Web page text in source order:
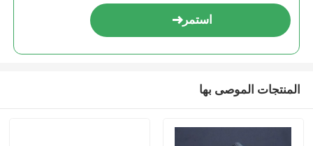
استمر
المنتجات الموصى بها